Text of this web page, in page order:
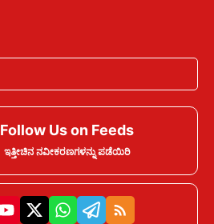
Follow Us on Feeds
ಇತ್ತೀಚಿನ ನವೀಕರಣಗಳನ್ನು ಪಡೆಯಿರಿ